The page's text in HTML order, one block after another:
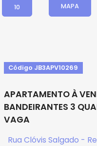
10 MAPA
Código JB3APV10269
APARTAMENTO À
BANDEIRANTES 3
VAGA
Rua Clóvis Salgado -